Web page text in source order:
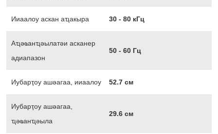
Ииаалоу аскан аҵакыра 30 - 80 кГц
Аҵәҩанҵәылатәи асканер
адиапазон
50 - 60 Гц
Иубарҭоу ашәагаа, ииаалоу 52.7 см
Иубарҭоу ашәагаа,
ҵәҩанҵәыла
29.6 см